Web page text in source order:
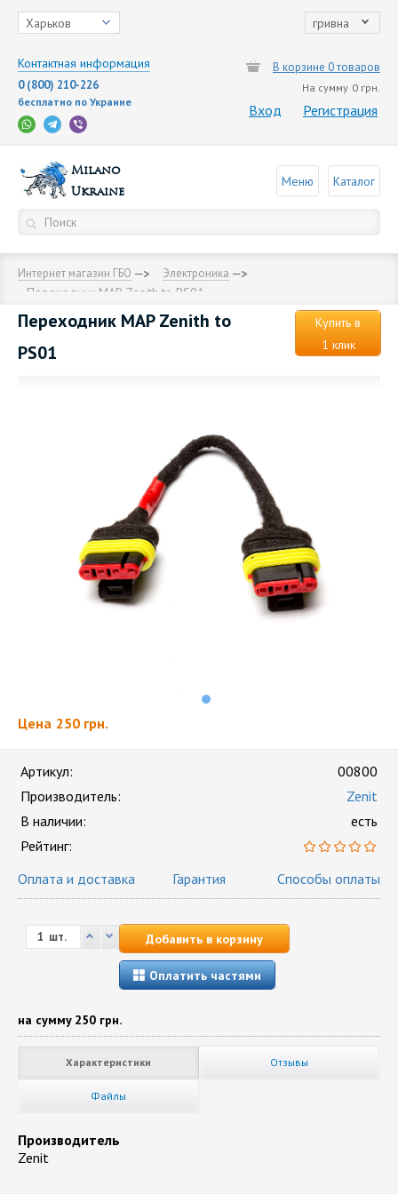
Харьков гривна
Контактная информация
0 (800) 210-226
бесплатно по Украине
В корзине 0 товаров
На сумму 0 грн.
Вход Регистрация
Milano
Ukraine
Меню Каталог
Интернет магазин ГБО Электроника
Переходник MAP Zenith to PS01
Переходник MAP Zenith to
PS01
Купить в
1 клик
Цена 250 грн.
Артикул:
00800
Производитель:
Zenit
В наличии:
есть
Рейтинг:
Оплата и доставка
Гарантия Способы оплаты
шт. Добавить в корзину
Оплатить частями
на сумму 250 грн.
Характеристики Отзывы
Файлы
Производитель
Zenit